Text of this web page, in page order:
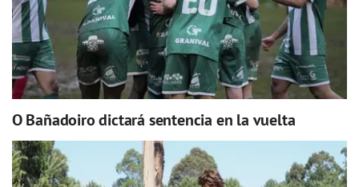
O Bañadoiro dictará sentencia en la vuelta